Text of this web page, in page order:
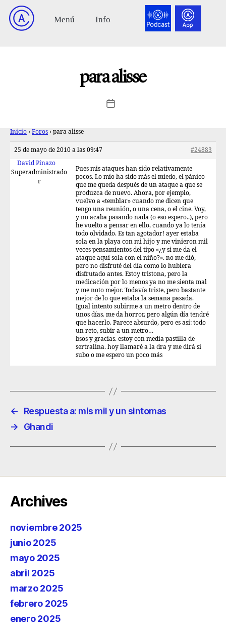
para alisse
Inicio › Foros › para alisse
25 de mayo de 2010 a las 09:47
#24883
David Pinazo
Superadministrado
r
Pues mis ataques han sido relativamente
pocos. Lo mío ha sido más el miedo, el pánico
que me queda después de un ataque a que se
produzca de nuevo. Ahora, por ejemplo,
vuelvo a «temblar» cuando me dicen que
tengo una reunión, o una cena, o el cine. Voy,
y no acaba pasando nada (o eso espero..), pero
he vuelto a pensar en ello, cuando ya lo tenía
todo olvidado. Es tan agotador! ayer estaba
sola en la playa con mi hijo y me vinieron mil
veces pensamientos del tipo «¿y si me da el
ataque aquí sola con el niño?». no me dió,
pero no disfruté del día como lo hubiera
disfrutado antes. Estoy tristona, pero la
medicación por lo menos ya no me sienta mal
y me noto mejor. Todavía triste, pero bastante
mejor de lo que estaba la semana pasada.
Igual intento subirme a un metro dentro de
unos días. me da horror, pero algún día tendré
que hacerlo. Parece absurdo, pero es así: todo
un reto, subir a un metro…
bsos y gracias. estoy con media pastilla de
sertralina. hoy llamaré a la dra y me dirá si
subo o me espero un poco más
←
Respuesta a: mis mil y un sintomas
→
Ghandi
Archives
noviembre 2025
junio 2025
mayo 2025
abril 2025
marzo 2025
febrero 2025
enero 2025